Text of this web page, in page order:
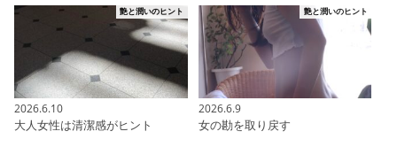
艶と潤いのヒント
2026.6.10
大人女性は清潔感がヒント
艶と潤いのヒント
2026.6.9
女の勘を取り戻す